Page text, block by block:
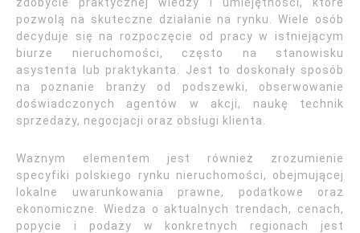
pozwolą na skuteczne działanie na rynku. Wiele osób
decyduje się na rozpoczęcie od pracy w istniejącym
biurze nieruchomości, często na stanowisku
asystenta lub praktykanta. Jest to doskonały sposób
na poznanie branży od podszewki, obserwowanie
doświadczonych agentów w akcji, naukę technik
sprzedaży, negocjacji oraz obsługi klienta.
Ważnym elementem jest również zrozumienie
specyfiki polskiego rynku nieruchomości, obejmującej
lokalne uwarunkowania prawne, podatkowe oraz
ekonomiczne. Wiedza o aktualnych trendach, cenach,
popycie i podaży w konkretnych regionach jest